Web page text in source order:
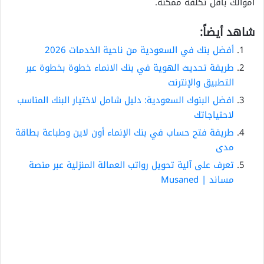
شاهد أيضاً:
أفضل بنك في السعودية من ناحية الخدمات 2026
طريقة تحديث الهوية في بنك الانماء خطوة بخطوة عبر
التطبيق والإنترنت
افضل البنوك السعودية: دليل شامل لاختيار البنك المناسب
لاحتياجاتك
طريقة فتح حساب في بنك الإنماء أون لاين وطباعة بطاقة
مدى
تعرف على آلية تحويل رواتب العمالة المنزلية عبر منصة
مساند | Musaned